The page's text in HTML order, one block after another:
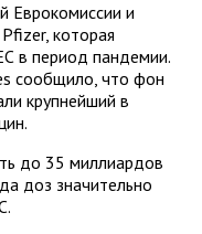
Еврокомиссии и
которая
в период пандемии.
сообщило, что фон
крупнейший в
до 35 миллиардов
доз значительно